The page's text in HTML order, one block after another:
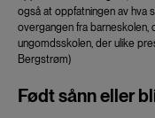
også at oppfatningen av hva
overgangen fra barneskolen,
ungomdsskolen, der ulike
Bergstrøm)
Født sånn eller